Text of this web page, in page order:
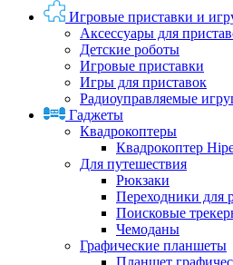
Игровые приставки и
Аксессуары для
Детские роботы
Игровые приставки
Игры для приставок
Радиоуправляемые
Гаджеты
Квадрокоптеры
Квадрокоптер
Для путешествия
Рюкзаки
Переходники для
Поисковые
Чемоданы
Графические планшеты
Планшет